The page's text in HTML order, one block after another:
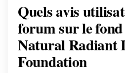
Quels avis
forum sur le
Natural Radiant
Foundation